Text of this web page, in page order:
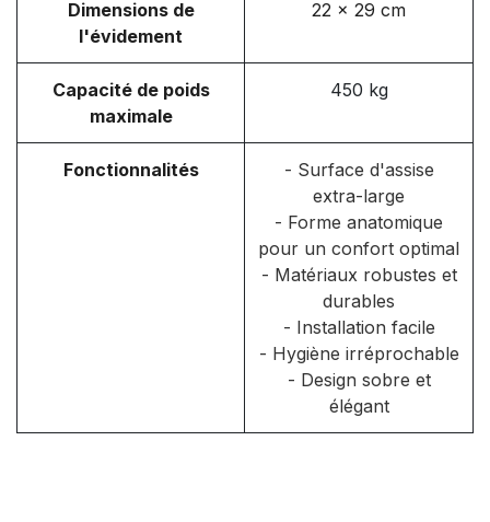
Dimensions de
l'évidement
22 x 29 cm
Capacité de poids
maximale
450 kg
Fonctionnalités
- Surface d'assise
extra-large
- Forme anatomique
pour un confort optimal
- Matériaux robustes et
durables
- Installation facile
- Hygiène irréprochable
- Design sobre et
élégant